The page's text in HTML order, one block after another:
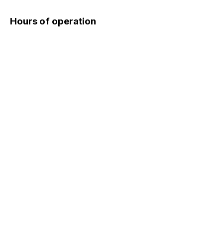
Hours of operation